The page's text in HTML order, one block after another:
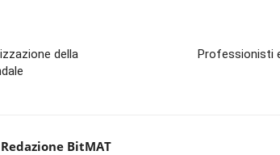
della
Professionisti
Redazione BitMAT